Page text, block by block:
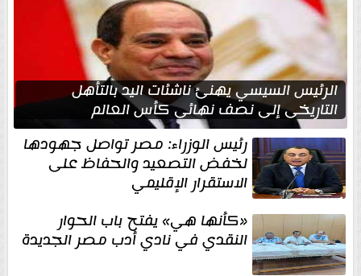
الرئيس السيسي يهنئ ناشئات اليد بالتأهل
التاريخي إلى نصف نهائي كأس العالم
رئيس الوزراء: مصر تواصل جهودها
لخفض التصعيد والحفاظ على
الاستقرار الإقليمي
«كأنها هي» يفتح باب الحوار
النقدي في نادي أدب مصر الجديدة